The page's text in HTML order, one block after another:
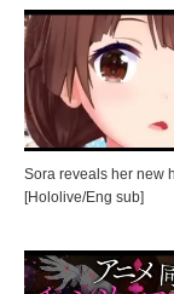
Sora reveals her new
[Hololive/Eng sub]